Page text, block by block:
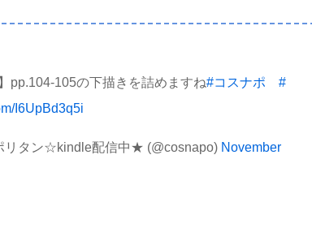
105の下描きを詰めますね#コスナポ
#
I6UpBd3q5i
タン☆kindle配信中★ (@cosnapo) November